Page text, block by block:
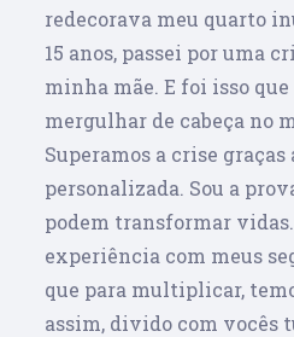
redecorava meu quarto
15 anos, passei por uma
minha mãe. E foi isso
mergulhar de cabeça no
Superamos a crise graças
personalizada. Sou a
podem transformar
experiência com meus
que para multiplicar,
assim, divido com vocês